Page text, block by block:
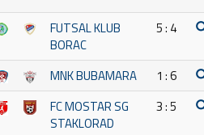
FUTSAL KLUB
BORAC
5 : 4
MNK BUBAMARA
1 : 6
FC MOSTAR SG
STAKLORAD
3 : 5